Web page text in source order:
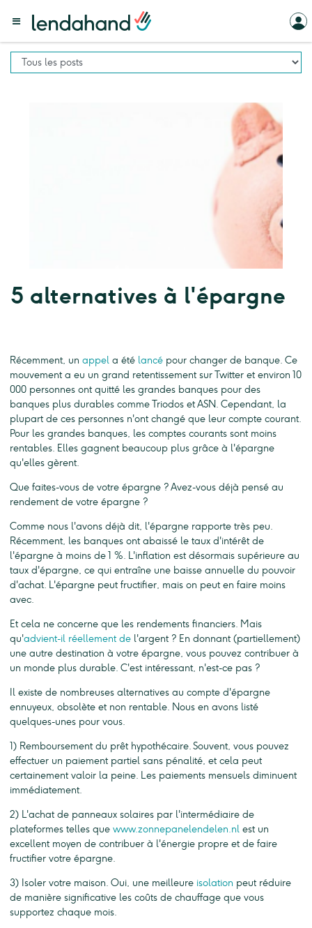
5 alternatives à l'épargne
Récemment, un appel a été lancé pour changer de banque. Ce
mouvement a eu un grand retentissement sur Twitter et environ 10
000 personnes ont quitté les grandes banques pour des
banques plus durables comme Triodos et ASN. Cependant, la
plupart de ces personnes n'ont changé que leur compte courant.
Pour les grandes banques, les comptes courants sont moins
rentables. Elles gagnent beaucoup plus grâce à l'épargne
qu'elles gèrent.
Que faites-vous de votre épargne ? Avez-vous déjà pensé au
rendement de votre épargne ?
Comme nous l'avons déjà dit, l'épargne rapporte très peu.
Récemment, les banques ont abaissé le taux d'intérêt de
l'épargne à moins de 1 %. L'inflation est désormais supérieure au
taux d'épargne, ce qui entraîne une baisse annuelle du pouvoir
d'achat. L'épargne peut fructifier, mais on peut en faire moins
avec.
Et cela ne concerne que les rendements financiers. Mais
qu'advient-il réellement de l'argent ? En donnant (partiellement)
une autre destination à votre épargne, vous pouvez contribuer à
un monde plus durable. C'est intéressant, n'est-ce pas ?
Il existe de nombreuses alternatives au compte d'épargne
ennuyeux, obsolète et non rentable. Nous en avons listé
quelques-unes pour vous.
1) Remboursement du prêt hypothécaire. Souvent, vous pouvez
effectuer un paiement partiel sans pénalité, et cela peut
certainement valoir la peine. Les paiements mensuels diminuent
immédiatement.
2) L'achat de panneaux solaires par l'intermédiaire de
plateformes telles que www.zonnepanelendelen.nl est un
excellent moyen de contribuer à l'énergie propre et de faire
fructifier votre épargne.
3) Isoler votre maison. Oui, une meilleure isolation peut réduire
de manière significative les coûts de chauffage que vous
supportez chaque mois.